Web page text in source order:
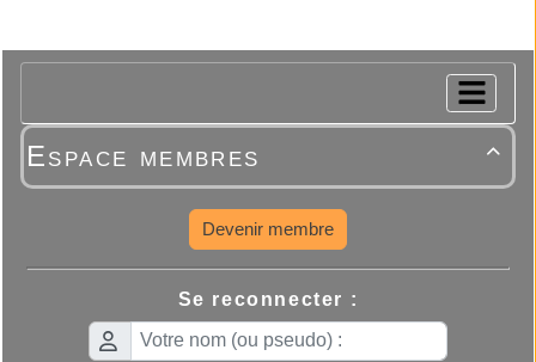

Espace membres
Devenir membre
Se reconnecter :